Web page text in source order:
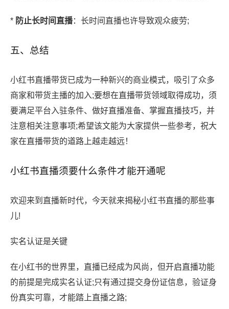
* 防止长时间直播：长时间直播也许导致观众疲劳;
五、总结
小红书直播带货已成为一种新兴的商业模式，吸引了众多
商家和带货主播的加入;要想在直播带货领域取得成功，须
要满足平台入驻条件、做好直播准备、掌握直播技巧，并
注意相关注意事项;希望该文能为大家提供一些参考，祝大
家在直播带货的道路上越走越远！
小红书直播须要什么条件才能开通呢
欢迎来到直播新时代，今天就来揭秘小红书直播的那些事
儿!
实名认证是关键
在小红书的世界里，直播已经成为风尚，但开启直播功能
的前提是完成实名认证;只有通过提交身份证信息，验证身
份真实可靠，才能踏上直播之路;